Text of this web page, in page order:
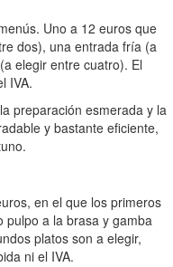
Uno a 12 euros que
dos), una entrada fría (a
elegir entre cuatro). El
IVA.
preparación esmerada y la
y bastante eficiente,
en el que los primeros
pulpo a la brasa y gamba
platos son a elegir,
ni el IVA.